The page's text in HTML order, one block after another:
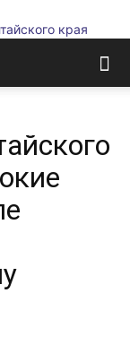
края